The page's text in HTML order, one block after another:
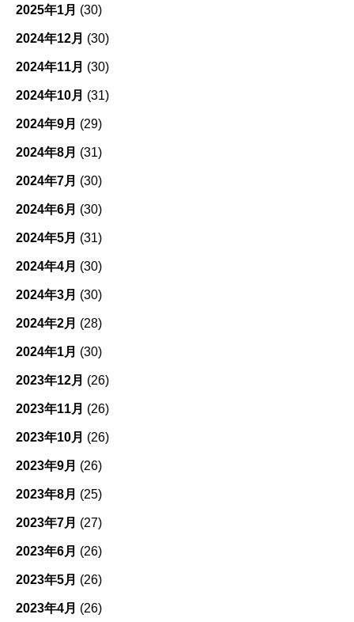
2025年1月 (30)
2024年12月 (30)
2024年11月 (30)
2024年10月 (31)
2024年9月 (29)
2024年8月 (31)
2024年7月 (30)
2024年6月 (30)
2024年5月 (31)
2024年4月 (30)
2024年3月 (30)
2024年2月 (28)
2024年1月 (30)
2023年12月 (26)
2023年11月 (26)
2023年10月 (26)
2023年9月 (26)
2023年8月 (25)
2023年7月 (27)
2023年6月 (26)
2023年5月 (26)
2023年4月 (26)